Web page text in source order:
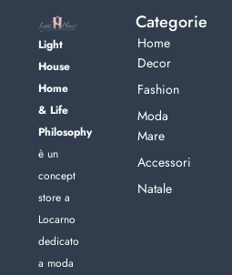
Light
House
Home
& Life
Philosophy
è un
concept
store a
Locarno
dedicato
a moda
Categorie
Home
Decor
Fashion
Moda
Mare
Accessori
Natale